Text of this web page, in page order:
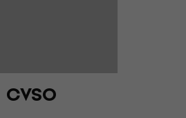
CVSO